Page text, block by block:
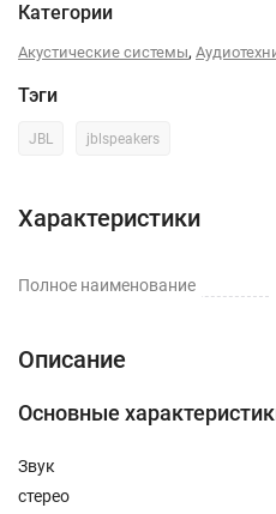
Категории
Акустические системы,
Тэги
JBL jblspeakers
Характеристики
Полное наименование
Описание
Основные
Звук
стерео